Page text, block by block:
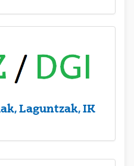
Laguntzak, IK